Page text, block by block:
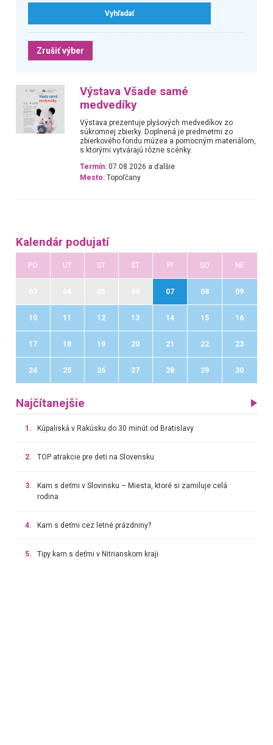
Zrušiť výber
Výstava Všade samé
medvedíky
Výstava prezentuje plyšových medvedíkov zo
súkromnej zbierky. Doplnená je predmetmi zo
zbierkového fondu múzea a pomocným materiálom,
s ktorými vytvárajú rôzne scénky.
Termín: 07.08.2026 a ďalšie
Mesto: Topoľčany
Kalendár podujatí
PO UT ST ŠT PI SO NE
07 08 09
10 11 12 13 14 15 16
17 18 19 20 21 22 23
24 25 26 27 28 29 30
Najčítanejšie
1. Kúpaliská v Rakúsku do 30 minút od Bratislavy
2. TOP atrakcie pre deti na Slovensku
3.
Kam s deťmi v Slovinsku – Miesta, ktoré si zamiluje celá
rodina
4. Kam s deťmi cez letné prázdniny?
5. Tipy kam s deťmi v Nitrianskom kraji